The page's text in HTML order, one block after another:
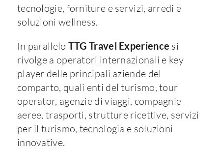
tecnologie, forniture e servizi, arredi e
soluzioni wellness.
In parallelo TTG Travel Experience si
rivolge a operatori internazionali e key
player delle principali aziende del
comparto, quali enti del turismo, tour
operator, agenzie di viaggi, compagnie
aeree, trasporti, strutture ricettive, servizi
per il turismo, tecnologia e soluzioni
innovative.​